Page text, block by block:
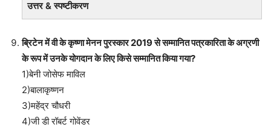
उत्तर & स्पष्टीकरण
ब्रिटेन में वी के कृष्णा मेनन पुरस्कार 2019 से सम्मानित पत्रकारिता के अग्रणी
के रूप में उनके योगदान के लिए किसे सम्मानित किया गया?
1)बेनी जोसेफ माविल
2)बालाकृष्णन
3)महेंद्र चौधरी
4)जी डी रॉबर्ट गोवेंडर